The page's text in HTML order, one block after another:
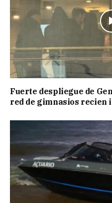
Fuerte despliegue de
red de gimnasios recien